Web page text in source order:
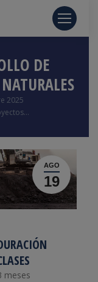
DE
2025
AGO
19
meses